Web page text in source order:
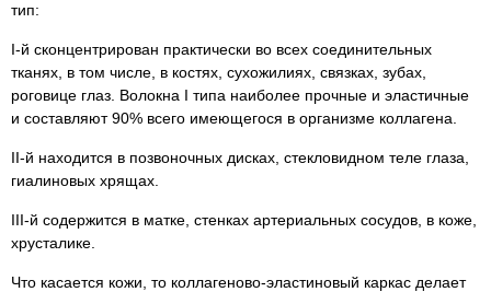
тип:
I-й сконцентрирован практически во всех соединительных
тканях, в том числе, в костях, сухожилиях, связках, зубах,
роговице глаз. Волокна I типа наиболее прочные и эластичные
и составляют 90% всего имеющегося в организме коллагена.
II-й находится в позвоночных дисках, стекловидном теле глаза,
гиалиновых хрящах.
III-й содержится в матке, стенках артериальных сосудов, в коже,
хрусталике.
Что касается кожи, то коллагеново-эластиновый каркас делает